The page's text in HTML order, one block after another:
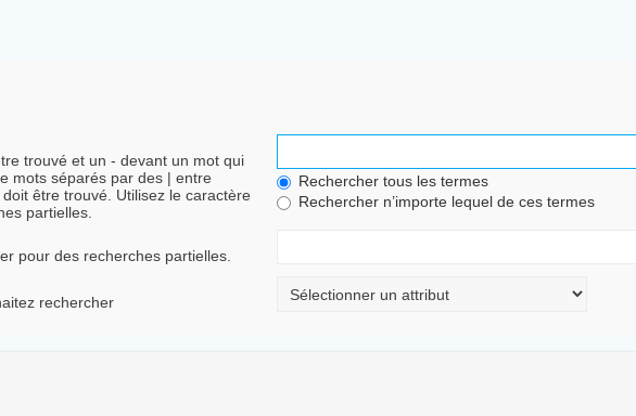
trouvé et un - devant un mot qui
mots séparés par des | entre
être trouvé. Utilisez le caractère
partielles.
Rechercher tous les termes
Rechercher n’importe lequel de ces termes
pour des recherches partielles.
rechercher